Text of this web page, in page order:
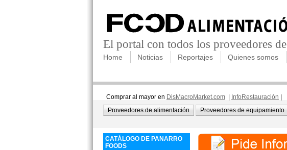
El portal con todos los proveedores de
Home Noticias Reportajes Quienes somos
Comprar al mayor en DisMacroMarket.com InfoRestauración
Proveedores de alimentación
Proveedores de equipamiento
CATÁLOGO DE PANARRO
FOODS